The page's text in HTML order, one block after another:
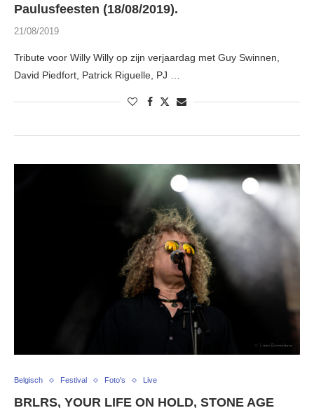
Paulusfeesten (18/08/2019).
21/08/2019
Tribute voor Willy Willy op zijn verjaardag met Guy Swinnen,
David Piedfort, Patrick Riguelle, PJ …
Belgisch Festival Foto's Live
BRLRS, YOUR LIFE ON HOLD, STONE AGE